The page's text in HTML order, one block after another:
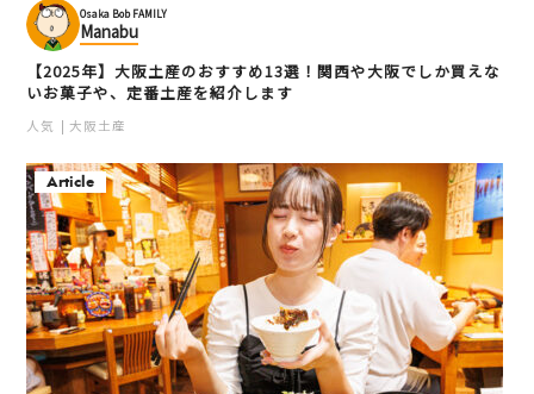
Osaka Bob FAMILY
Manabu
【2025年】大阪土産のおすすめ13選！関西や大阪でしか買えな
いお菓子や、定番土産を紹介します
人気 大阪土産
Article